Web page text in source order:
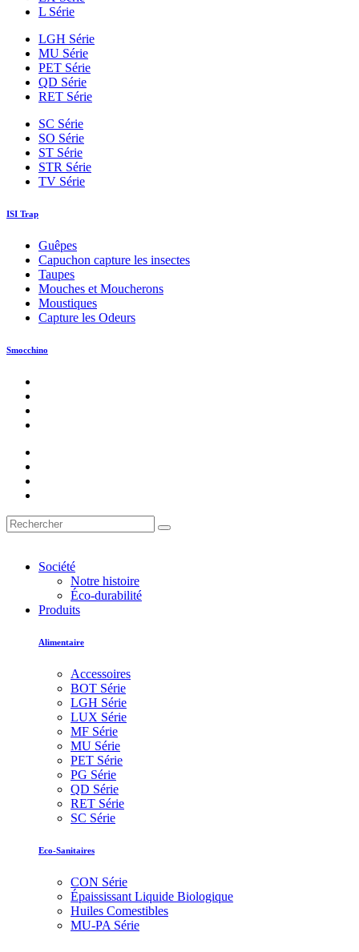
L Série
LGH Série
MU Série
PET Série
QD Série
RET Série
SC Série
SO Série
ST Série
STR Série
TV Série
ISI Trap
Guêpes
Capuchon capture les insectes
Taupes
Mouches et Moucherons
Moustiques
Capture les Odeurs
Smocchino
Société
Notre histoire
Éco-durabilité
Produits
Alimentaire
Accessoires
BOT Série
LGH Série
LUX Série
MF Série
MU Série
PET Série
PG Série
QD Série
RET Série
SC Série
Eco-Sanitaires
CON Série
Épaississant Liquide Biologique
Huiles Comestibles
MU-PA Série